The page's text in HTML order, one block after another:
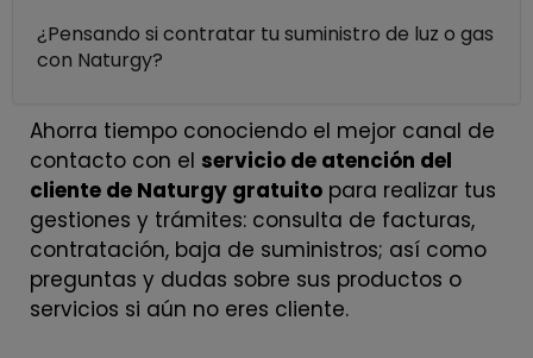
¿Pensando si contratar tu suministro de luz o gas
con Naturgy?
Ahorra tiempo conociendo el mejor canal de
contacto con el servicio de atención del
cliente de Naturgy gratuito para realizar tus
gestiones y trámites: consulta de facturas,
contratación, baja de suministros; así como
preguntas y dudas sobre sus productos o
servicios si aún no eres cliente.